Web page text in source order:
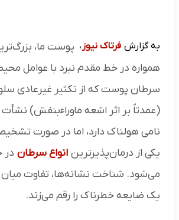
به گزارش فرتاک نیوز ، پوست ما،
همواره در خط مقدم نبرد با عوامل
سرطان پوست که از تکثیر غیرعادی
(عمدتاً بر اثر اشعه ماوراءبنفش) نشأت
نامی هولناک دارد، اما در صورت
یکی از درمان‌پذیرترین انواع سرطان
می‌شود. شناخت نشانه‌ها، تفاوت
یک ضایعه خطرناک را رقم می‌زند.